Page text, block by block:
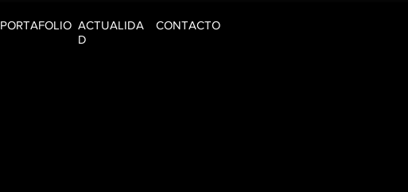
PORTAFOLIO ACTUALIDA
D
CONTACTO